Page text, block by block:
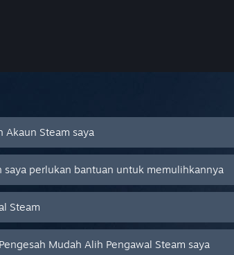
Akaun Steam saya
saya perlukan bantuan untuk memulihkannya
Steam
Mudah Alih Pengawal Steam saya